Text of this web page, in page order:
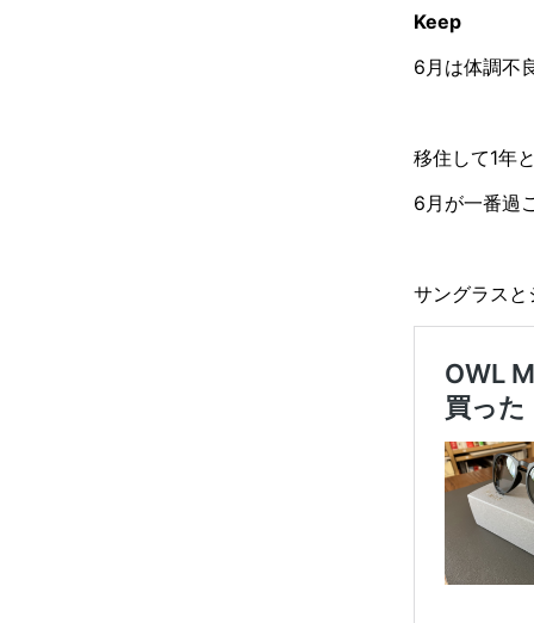
Keep
6月は体調不
移住して1年
6月が一番過
サングラス